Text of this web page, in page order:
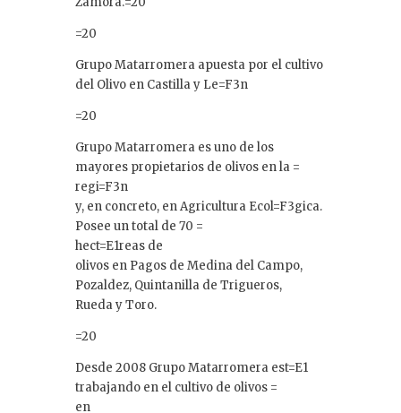
=20
Grupo Matarromera apuesta por el cultivo
del Olivo en Castilla y Le=F3n
=20
Grupo Matarromera es uno de los
mayores propietarios de olivos en la =
regi=F3n
y, en concreto, en Agricultura Ecol=F3gica.
Posee un total de 70 =
hect=E1reas de
olivos en Pagos de Medina del Campo,
Pozaldez, Quintanilla de Trigueros,
Rueda y Toro.
=20
Desde 2008 Grupo Matarromera est=E1
trabajando en el cultivo de olivos =
en